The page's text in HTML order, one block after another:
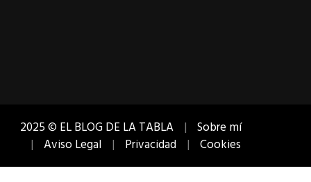
2025 © EL BLOG DE LA TABLA
Sobre mí
Aviso Legal
Privacidad Cookies